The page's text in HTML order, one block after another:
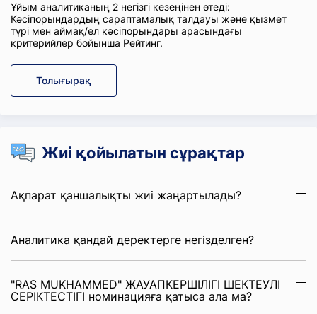
Ұйым аналитиканың 2 негізгі кезеңінен өтеді:
Кәсіпорындардың сараптамалық талдауы және қызмет
түрі мен аймақ/ел кәсіпорындары арасындағы
критерийлер бойынша Рейтинг.
Толығырақ
Жиі қойылатын сұрақтар
Ақпарат қаншалықты жиі жаңартылады?
Аналитика қандай деректерге негізделген?
"RAS MUKHAMMED" ЖАУАПКЕРШІЛІГІ ШЕКТЕУЛІ
СЕРІКТЕСТІГІ номинацияға қатыса ала ма?